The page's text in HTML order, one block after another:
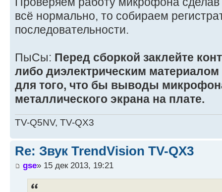
всё нормально, то собираем
последовательности.
ПыСы: Перед сборкой заклейте
либо диэлектрическим
для того, что бы выводы
металлического экрана на плате.
TV-Q5NV, TV-QX3
Re: Звук TrendVision TV-QX3
gse» 15 дек 2013, 19:21